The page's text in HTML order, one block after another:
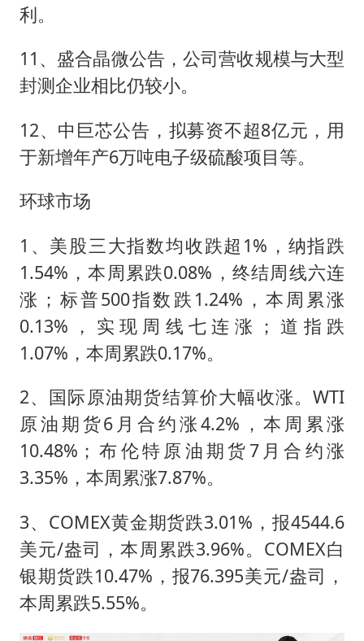
利。
11、盛合晶微公告，公司营收规模与大型
封测企业相比仍较小。
12、中巨芯公告，拟募资不超8亿元，用
于新增年产6万吨电子级硫酸项目等。
环球市场
1、美股三大指数均收跌超1%，纳指跌
1.54%，本周累跌0.08%，终结周线六连
涨；标普500指数跌1.24%，本周累涨
0.13%，实现周线七连涨；道指跌
1.07%，本周累跌0.17%。
2、国际原油期货结算价大幅收涨。WTI
原油期货6月合约涨4.2%，本周累涨
10.48%；布伦特原油期货7月合约涨
3.35%，本周累涨7.87%。
3、COMEX黄金期货跌3.01%，报4544.6
美元/盎司，本周累跌3.96%。COMEX白
银期货跌10.47%，报76.395美元/盎司，
本周累跌5.55%。